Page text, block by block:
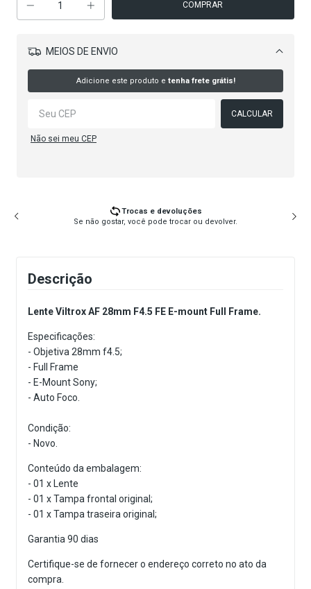
MEIOS DE ENVIO
Adicione este produto e tenha frete grátis!
CALCULAR
Não sei meu CEP
Trocas e devoluções
Se não gostar, você pode trocar ou devolver.
Descrição
Lente Viltrox AF 28mm F4.5 FE E-mount Full Frame.
Especificações:
- Objetiva 28mm f4.5;
- Full Frame
- E-Mount Sony;
- Auto Foco.
Condição:
- Novo.
Conteúdo da embalagem:
- 01 x Lente
- 01 x Tampa frontal original;
- 01 x Tampa traseira original;
Garantia 90 dias
Certifique-se de fornecer o endereço correto no ato da
compra.